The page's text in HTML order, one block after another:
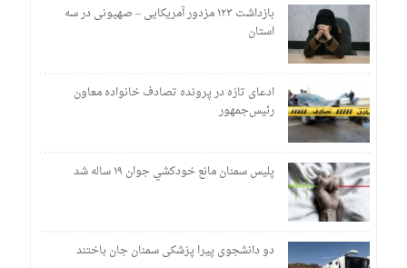
بازداشت ۱۲۳ مزدور آمریکایی – صهیونی در سه
استان
ادعای تازه در پرونده تصادف خانواده معاون
رئیس‌جمهور
پليس سمنان مانع خودكشي جوان ۱۹ ساله شد
دو دانشجوی پیرا پزشکی سمنان جان باختند